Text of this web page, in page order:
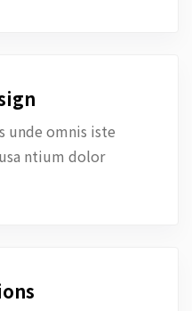
unde omnis iste
ntium dolor